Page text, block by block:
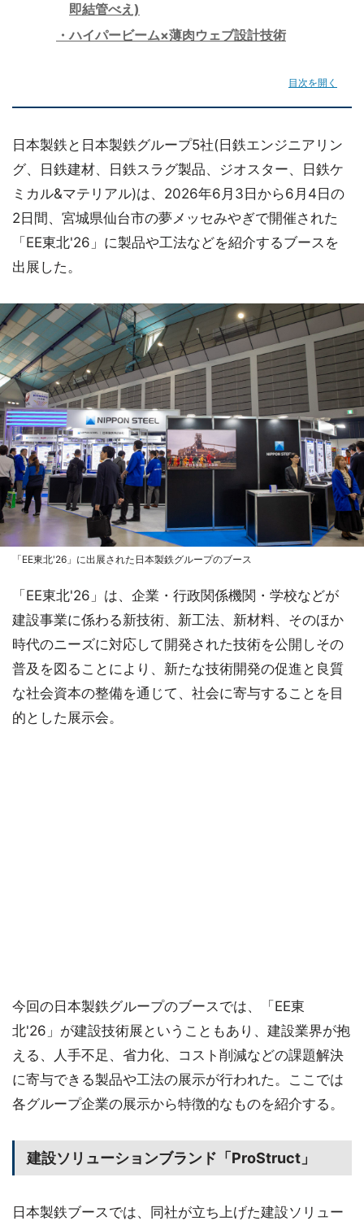
即結管べえ)
ハイパービーム×薄肉ウェブ設計技術
目次を開く
日本製鉄と日本製鉄グループ5社(日鉄エンジニアリン
グ、日鉄建材、日鉄スラグ製品、ジオスター、日鉄ケ
ミカル&マテリアル)は、2026年6月3日から6月4日の
2日間、宮城県仙台市の夢メッセみやぎで開催された
「EE東北'26」に製品や工法などを紹介するブースを
出展した。
「EE東北'26」に出展された日本製鉄グループのブース
「EE東北'26」は、企業・行政関係機関・学校などが
建設事業に係わる新技術、新工法、新材料、そのほか
時代のニーズに対応して開発された技術を公開しその
普及を図ることにより、新たな技術開発の促進と良質
な社会資本の整備を通じて、社会に寄与することを目
的とした展示会。
今回の日本製鉄グループのブースでは、「EE東
北'26」が建設技術展ということもあり、建設業界が抱
える、人手不足、省力化、コスト削減などの課題解決
に寄与できる製品や工法の展示が行われた。ここでは
各グループ企業の展示から特徴的なものを紹介する。
建設ソリューションブランド「ProStruct」
日本製鉄ブースでは、同社が立ち上げた建設ソリュー